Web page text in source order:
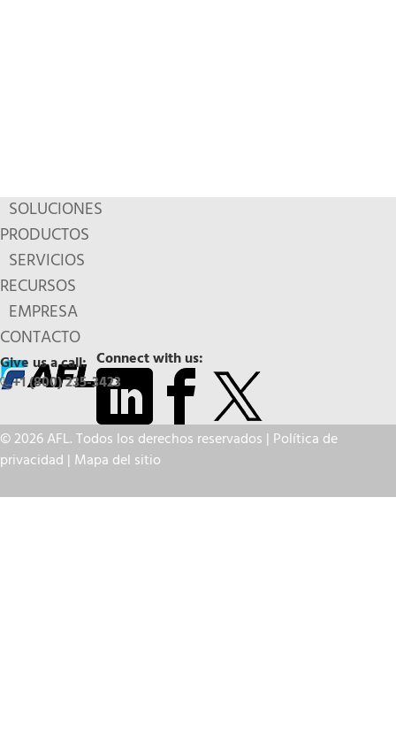
SOLUCIONES
PRODUCTOS
SERVICIOS
RECURSOS
EMPRESA
CONTACTO
Connect with us:
Give us a call:
+1 (800) 235-3423
© 2026 AFL. Todos los derechos reservados | Política de
privacidad | Mapa del sitio